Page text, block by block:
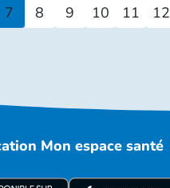
7 8 9 10 11 12
Mon espace santé